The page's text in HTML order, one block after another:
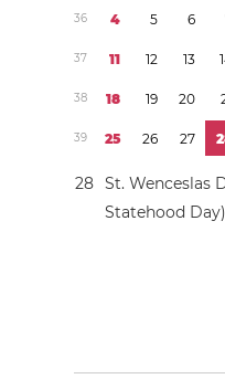
36 4 5 6
37 11 12 13 1
38 18 19 20
39 25 26 27 2
28 St. Wenceslas
Statehood Day)